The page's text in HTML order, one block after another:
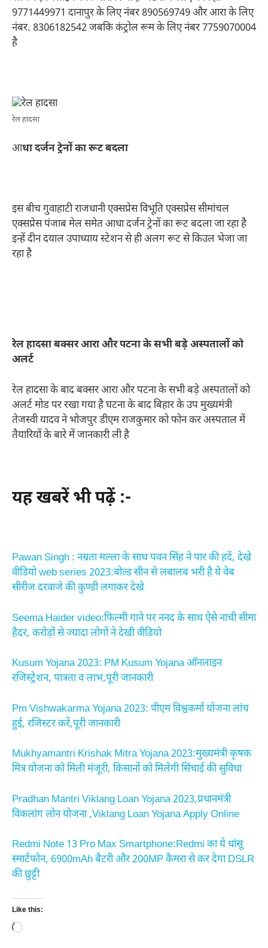
9771449971 दानापुर के लिए नंबर 890569749 और आरा के लिए
नंबर. 8306182542 जबकि कंट्रोल रूम के लिए नंबर 7759070004
है
रेल हादसा
आधा दर्जन ट्रेनों का रूट बदला
इस बीच गुवाहाटी राजधानी एक्सप्रेस विभूति एक्सप्रेस सीमांचल
एक्सप्रेस पंजाब मेल समेत आधा दर्जन ट्रेनों का रूट बदला जा रहा है
इन्हें दीन दयाल उपाध्याय स्टेशन से ही अलग रूट से किउल भेजा जा
रहा है
रेल हादसा बक्सर आरा और पटना के सभी बड़े अस्पतालों को
अलर्ट
रेल हादसा के बाद बक्सर आरा और पटना के सभी बड़े अस्पतालों को
अलर्ट मोड पर रखा गया है घटना के बाद बिहार के उप मुख्यमंत्री
तेजस्वी यादव ने भोजपुर डीएम राजकुमार को फोन कर अस्पताल में
तैयारियों के बारे में जानकारी ली है
यह खबरें भी पढ़ें :-
Pawan Singh : नम्रता मल्ला के साथ पवन सिंह ने पार की हदें, देखे
वीडियोweb series 2023:बोल्ड सीन से लबालब भरी है ये वेब
सीरीज दरवाजे की कुण्डी लगाकर देखे
Seema Haider video:फिल्मी गाने पर ननद के साथ ऐसे नाची सीमा
हैदर, करोड़ों से ज्यादा लोगों ने देखी वीडियो
Kusum Yojana 2023: PM Kusum Yojana ऑनलाइन
रजिस्ट्रेशन, पात्रता व लाभ,पूरी जानकारी
Pm Vishwakarma Yojana 2023: पीएम विश्वकर्मा योजना लांच
हुई, रजिस्टर करें,पूरी जानकारी
Mukhyamantri Krishak Mitra Yojana 2023:मुख्यमंत्री कृषक
मित्र योजना को मिली मंजूरी, किसानों को मिलेगी सिंचाई की सुविधा
Pradhan Mantri Viklang Loan Yojana 2023,प्रधानमंत्री
विकलांग लोन योजना ,Viklang Loan Yojana Apply Online
Redmi Note 13 Pro Max Smartphone:Redmi का ये धांसू
स्मार्टफोन, 6900mAh बैटरी और 200MP कैमरा से कर देगा DSLR
की छुट्टी
Like this:
Loading…